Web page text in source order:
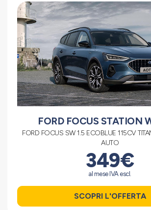
FORD FOCUS STATION
FORD FOCUS SW 1.5 ECOBLUE 115CV
AUTO
349€
al mese IVA escl.
SCOPRI L'OFFERTA